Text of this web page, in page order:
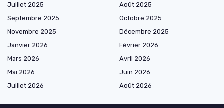
Juillet 2025
Août 2025
Septembre 2025
Octobre 2025
Novembre 2025
Décembre 2025
Janvier 2026
Février 2026
Mars 2026
Avril 2026
Mai 2026
Juin 2026
Juillet 2026
Août 2026